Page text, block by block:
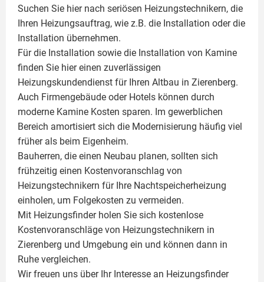
Suchen Sie hier nach seriösen Heizungstechnikern, die
Ihren Heizungsauftrag, wie z.B. die Installation oder die
Installation übernehmen.
Für die Installation sowie die Installation von Kamine
finden Sie hier einen zuverlässigen
Heizungskundendienst für Ihren Altbau in Zierenberg.
Auch Firmengebäude oder Hotels können durch
moderne Kamine Kosten sparen. Im gewerblichen
Bereich amortisiert sich die Modernisierung häufig viel
früher als beim Eigenheim.
Bauherren, die einen Neubau planen, sollten sich
frühzeitig einen Kostenvoranschlag von
Heizungstechnikern für Ihre Nachtspeicherheizung
einholen, um Folgekosten zu vermeiden.
Mit Heizungsfinder holen Sie sich kostenlose
Kostenvoranschläge von Heizungstechnikern in
Zierenberg und Umgebung ein und können dann in
Ruhe vergleichen.
Wir freuen uns über Ihr Interesse an Heizungsfinder